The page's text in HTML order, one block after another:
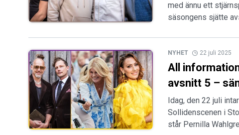
med ännu ett
säsongens sjätte
NYHET 22 juli 2025
All
avsnitt 5 –
Idag, den 22 juli
Sollidenscenen i
står Pernilla